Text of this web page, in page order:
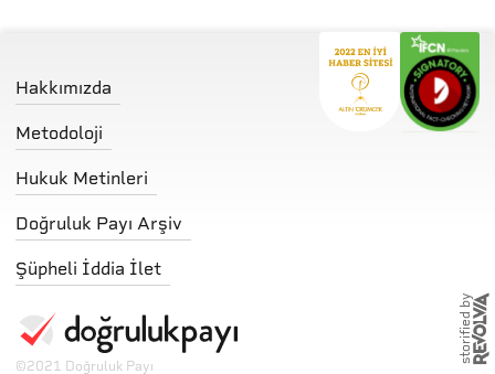
Hakkımızda
Metodoloji
Hukuk Metinleri
Doğruluk Payı Arşiv
Şüpheli İddia İlet
©2021 Doğruluk Payı
storified by